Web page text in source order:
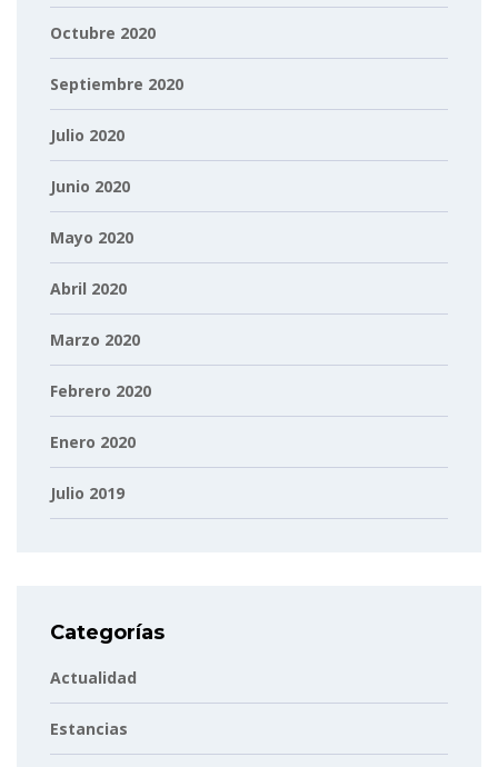
Octubre 2020
Septiembre 2020
Julio 2020
Junio 2020
Mayo 2020
Abril 2020
Marzo 2020
Febrero 2020
Enero 2020
Julio 2019
Categorías
Actualidad
Estancias